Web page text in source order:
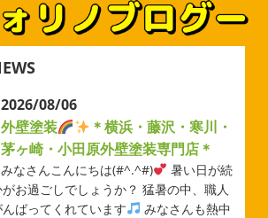
2026/08/06
外壁塗装
＊横浜・藤沢・寒川・
茅ヶ崎・小田原外壁塗装専門店＊
みなさんこんにちは(#^.^#)
暑い日が続
お過ごしでしょうか？ 猛暑の中、職人
ばってくれています
みなさんも熱中